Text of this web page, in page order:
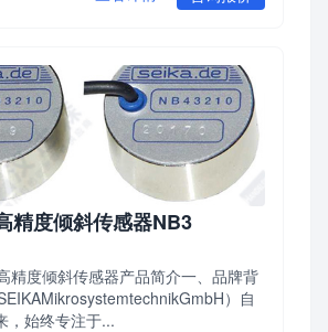
精度倾斜传感器NB3
精度倾斜传感器产品简介一、品牌背
）自
，始终专注于...